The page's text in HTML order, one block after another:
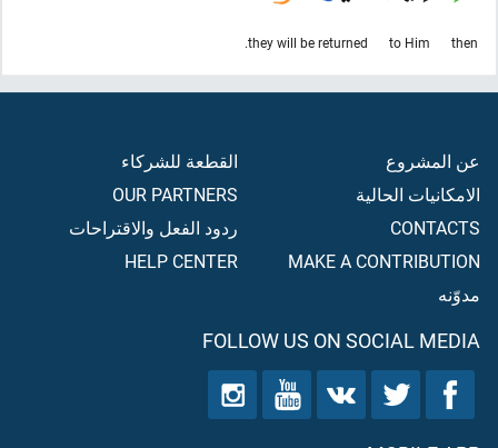
then
to Him
they will be returned.
عن المشروع
الامكانيات الحالية
CONTACTS
MAKE A CONTRIBUTION
مدوّنه
القطعة للشركاء
OUR PARTNERS
ردود الفعل والاقتراحات
HELP CENTER
FOLLOW US ON SOCIAL MEDIA